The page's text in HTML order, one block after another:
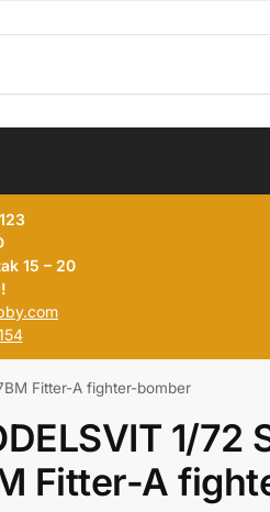
15 – 20
Fitter-A fighter-bomber
1/72
Fitter-A